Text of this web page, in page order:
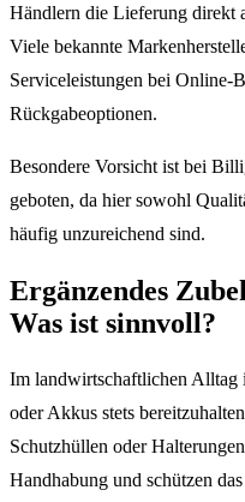
Händlern die Lieferung direkt
Viele bekannte
Serviceleistungen bei Online-
Rückgabeoptionen.
Besondere Vorsicht ist bei
geboten, da hier sowohl
häufig unzureichend sind.
Ergänzendes
Was ist sinnvoll?
Im landwirtschaftlichen Alltag
oder Akkus stets
Schutzhüllen oder
Handhabung und schützen